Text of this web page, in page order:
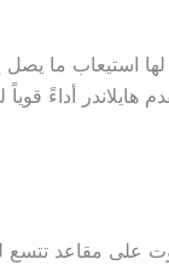
مما يتيح لها
تحتوي بايلوت على